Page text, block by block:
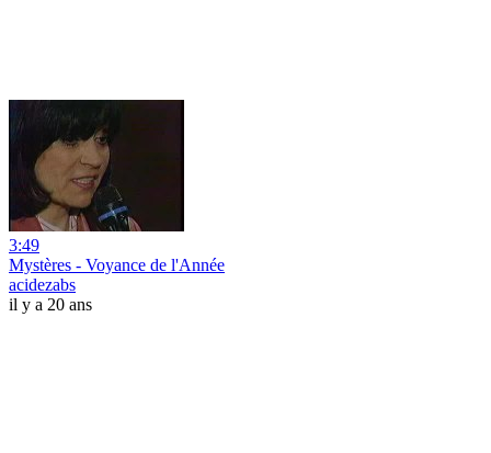
3:49
Mystères - Voyance de l'Année
acidezabs
il y a 20 ans